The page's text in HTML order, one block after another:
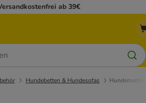
ab 39€
Hundebetten & Hundesofas Hundematten